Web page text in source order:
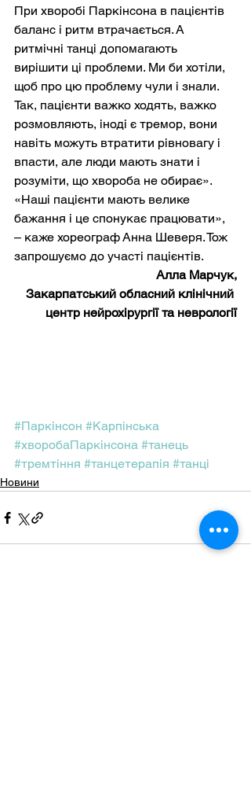
При хворобі Паркінсона в пацієнтів
баланс і ритм втрачається. А
ритмічні танці допомагають
вирішити ці проблеми. Ми би хотіли,
щоб про цю проблему чули і знали.
Так, пацієнти важко ходять, важко
розмовляють, іноді є тремор, вони
навіть можуть втратити рівновагу і
впасти, але люди мають знати і
розуміти, що хвороба не обирає».
«Наші пацієнти мають велике
бажання і це спонукає працювати»,
– каже хореограф Анна Шеверя. Тож
запрошуємо до участі пацієнтів.
Алла Марчук,
Закарпатський обласний клінічний
центр нейрохірургії та неврології
#Паркінсон #Карпінська
#хворобаПаркінсона #танець
#тремтіння #танцетерапія #танці
Новини